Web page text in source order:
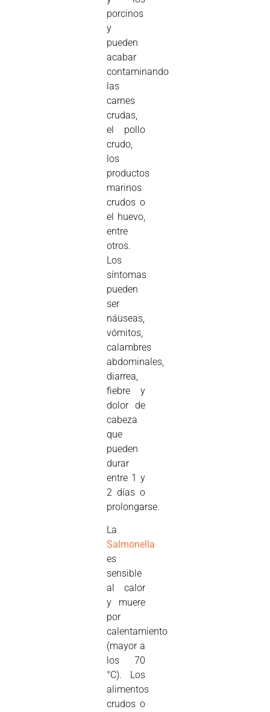
porcinos
y
pueden
acabar
contaminando
las
carnes
crudas,
el pollo
crudo,
los
productos
marinos
crudos o
el huevo,
entre
otros.
Los
síntomas
pueden
ser
náuseas,
vómitos,
calambres
abdominales,
diarrea,
fiebre y
dolor de
cabeza
que
pueden
durar
entre 1 y
2 días o
prolongarse.
La
Salmonella
es
sensible
al calor
y muere
por
calentamiento
(mayor a
los 70
°C). Los
alimentos
crudos o